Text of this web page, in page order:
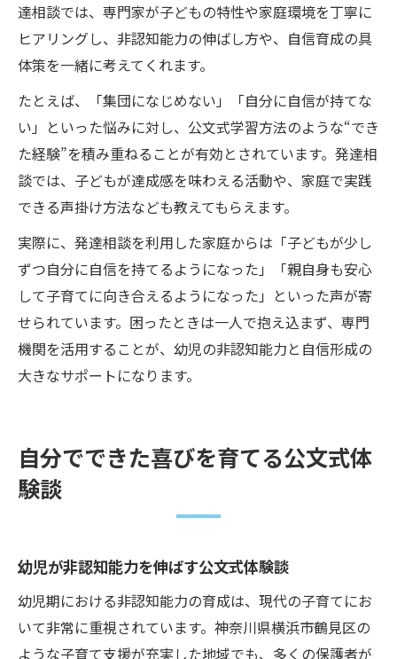
達相談では、専門家が子どもの特性や家庭環境を丁寧に
ヒアリングし、非認知能力の伸ばし方や、自信育成の具
体策を一緒に考えてくれます。
たとえば、「集団になじめない」「自分に自信が持てな
い」といった悩みに対し、公文式学習方法のような“でき
た経験”を積み重ねることが有効とされています。発達相
談では、子どもが達成感を味わえる活動や、家庭で実践
できる声掛け方法なども教えてもらえます。
実際に、発達相談を利用した家庭からは「子どもが少し
ずつ自分に自信を持てるようになった」「親自身も安心
して子育てに向き合えるようになった」といった声が寄
せられています。困ったときは一人で抱え込まず、専門
機関を活用することが、幼児の非認知能力と自信形成の
大きなサポートになります。
自分でできた喜びを育てる公文式体
験談
幼児が非認知能力を伸ばす公文式体験談
幼児期における非認知能力の育成は、現代の子育てにお
いて非常に重視されています。神奈川県横浜市鶴見区の
ような子育て支援が充実した地域でも、多くの保護者が